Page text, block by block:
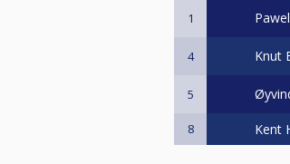
1
4 Knut
5
8 Kent